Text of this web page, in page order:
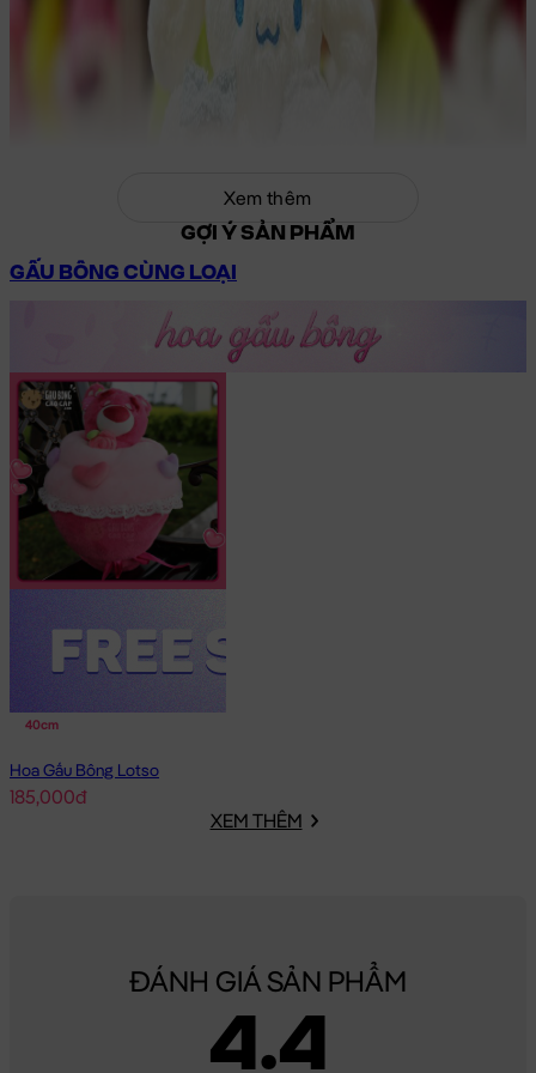
Xem thêm
GỢI Ý SẢN PHẨM
GẤU BÔNG CÙNG LOẠI
40cm
Hoa Gấu Bông Lotso
185,000đ
XEM THÊM
ĐÁNH GIÁ SẢN PHẨM
4.4